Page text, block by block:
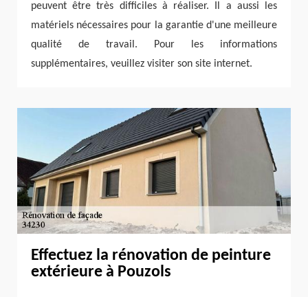
peuvent être très difficiles à réaliser. Il a aussi les
matériels nécessaires pour la garantie d'une meilleure
qualité de travail. Pour les informations
supplémentaires, veuillez visiter son site internet.
Effectuez la rénovation de peinture
extérieure à Pouzols